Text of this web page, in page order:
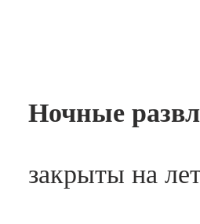
Ночные
закрыты на